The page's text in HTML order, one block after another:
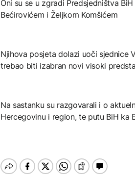
Oni su se u zgradi Predsjedništva
Bećirovićem i Željkom Komšićem
Njihova posjeta dolazi uoči sjednice
trebao biti izabran novi visoki
Na sastanku su razgovarali i o
Hercegovinu i region, te putu BiH ka